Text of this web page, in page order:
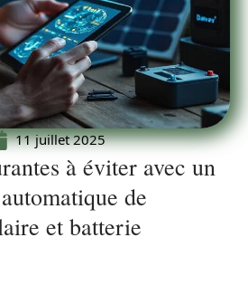
11 juillet 2025
à éviter avec un
de
et batterie